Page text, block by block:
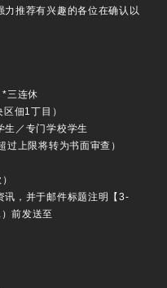
推荐有兴趣的各位在确认以
三连休
佃1丁目）
生／专门学校学生
过上限将转为书面审查）
讯，并于邮件标题注明【3-
前发送至